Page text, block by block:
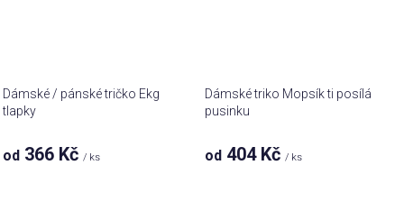
Dámské / pánské tričko Ekg
tlapky
od 366 Kč / ks
Dámské triko Mopsík ti posílá
pusinku
od 404 Kč / ks